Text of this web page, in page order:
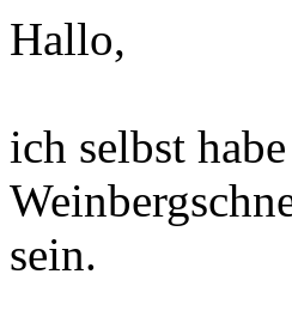
Hallo,
ich selbst
sein.